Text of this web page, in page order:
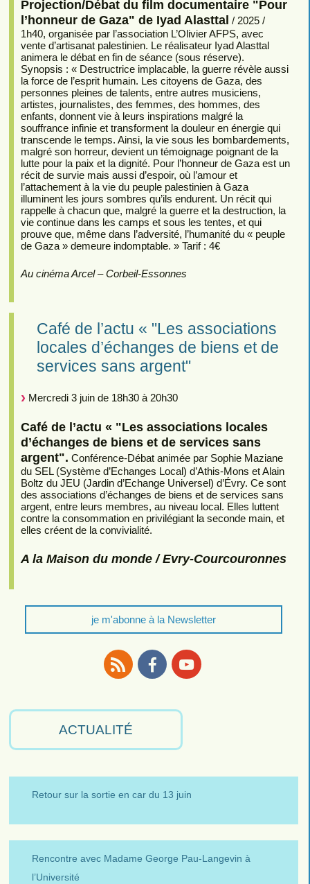
Projection/Débat du film documentaire "Pour
l’honneur de Gaza" de Iyad Alasttal / 2025 /
1h40, organisée par l’association L’Olivier AFPS, avec
vente d’artisanat palestinien. Le réalisateur Iyad Alasttal
animera le débat en fin de séance (sous réserve).
Synopsis : « Destructrice implacable, la guerre révèle aussi
la force de l’esprit humain. Les citoyens de Gaza, des
personnes pleines de talents, entre autres musiciens,
artistes, journalistes, des femmes, des hommes, des
enfants, donnent vie à leurs inspirations malgré la
souffrance infinie et transforment la douleur en énergie qui
transcende le temps. Ainsi, la vie sous les bombardements,
malgré son horreur, devient un témoignage poignant de la
lutte pour la paix et la dignité. Pour l’honneur de Gaza est un
récit de survie mais aussi d’espoir, où l’amour et
l’attachement à la vie du peuple palestinien à Gaza
illuminent les jours sombres qu’ils endurent. Un récit qui
rappelle à chacun que, malgré la guerre et la destruction, la
vie continue dans les camps et sous les tentes, et qui
prouve que, même dans l’adversité, l’humanité du « peuple
de Gaza » demeure indomptable. » Tarif : 4€
Au cinéma Arcel – Corbeil-Essonnes
Café de l’actu « "Les associations
locales d’échanges de biens et de
services sans argent"
Mercredi 3 juin de 18h30 à 20h30
Café de l’actu « "Les associations locales
d’échanges de biens et de services sans
argent". Conférence-Débat animée par Sophie Maziane
du SEL (Système d’Echanges Local) d’Athis-Mons et Alain
Boltz du JEU (Jardin d’Echange Universel) d’Évry. Ce sont
des associations d’échanges de biens et de services sans
argent, entre leurs membres, au niveau local. Elles luttent
contre la consommation en privilégiant la seconde main, et
elles créent de la convivialité.
A la Maison du monde / Evry-Courcouronnes
je m'abonne à la Newsletter
ACTUALITÉ
Retour sur la sortie en car du 13 juin
Rencontre avec Madame George Pau-Langevin à
l’Université